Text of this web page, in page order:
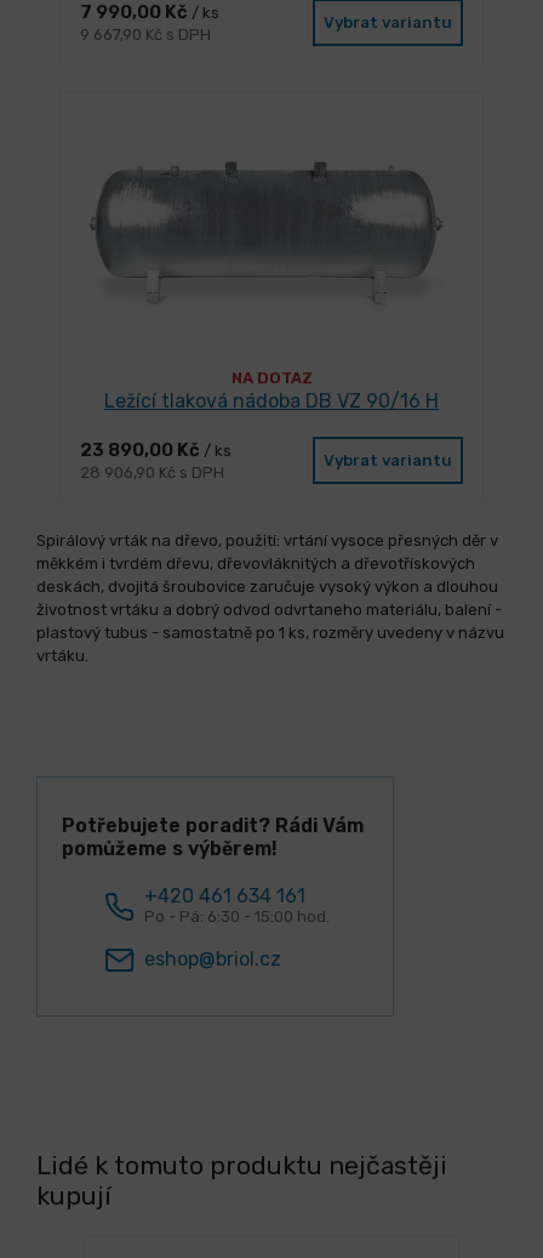
7 990,00 Kč / ks
9 667,90 Kč s DPH
Vybrat variantu
NA DOTAZ
Ležící tlaková nádoba DB VZ 90/16 H
23 890,00 Kč / ks
28 906,90 Kč s DPH
Vybrat variantu
Spirálový vrták na dřevo, použití: vrtání vysoce přesných děr v
měkkém i tvrdém dřevu, dřevovláknitých a dřevotřískových
deskách, dvojitá šroubovice zaručuje vysoký výkon a dlouhou
životnost vrtáku a dobrý odvod odvrtaneho materiálu, balení -
plastový tubus - samostatně po 1 ks, rozměry uvedeny v názvu
vrtáku.
Potřebujete poradit? Rádi Vám
pomůžeme s výběrem!
+420 461 634 161
Po - Pá: 6:30 - 15:00 hod.
eshop@briol.cz
Lidé k tomuto produktu nejčastěji
kupují